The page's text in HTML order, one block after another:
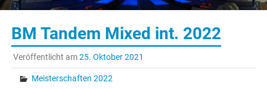
BM Tandem Mixed int. 2022
Veröffentlicht am25. Oktober 2021
Meisterschaften 2022